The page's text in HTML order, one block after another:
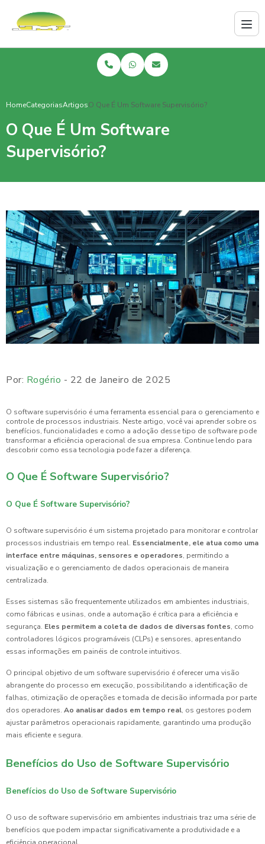
HomeCategoriasArtigosO Que É Um Software Supervisório?
O Que É Um Software
Supervisório?
Por: Rogério - 22 de Janeiro de 2025
O software supervisório é uma ferramenta essencial para o gerenciamento e
controle de processos industriais. Neste artigo, você vai aprender sobre os
benefícios, funcionalidades e como a adoção desse tipo de software pode
transformar a eficiência operacional de sua empresa. Continue lendo para
descobrir como essa tecnologia pode fazer a diferença.
O Que É Software Supervisório?
O Que É Software Supervisório?
O software supervisório é um sistema projetado para monitorar e controlar
processos industriais em tempo real. Essencialmente, ele atua como uma
interface entre máquinas, sensores e operadores, permitindo a
visualização e o gerenciamento de dados operacionais de maneira
centralizada.
Esses sistemas são frequentemente utilizados em ambientes industriais,
como fábricas e usinas, onde a automação é crítica para a eficiência e
segurança. Eles permitem a coleta de dados de diversas fontes, como
controladores lógicos programáveis (CLPs) e sensores, apresentando
essas informações em painéis de controle intuitivos.
O principal objetivo de um software supervisório é oferecer uma visão
abrangente do processo em execução, possibilitando a identificação de
falhas, otimização de operações e tomada de decisão informada por parte
dos operadores. Ao analisar dados em tempo real, os gestores podem
ajustar parâmetros operacionais rapidamente, garantindo uma produção
mais eficiente e segura.
Benefícios do Uso de Software Supervisório
Benefícios do Uso de Software Supervisório
O uso de software supervisório em ambientes industriais traz uma série de
benefícios que podem impactar significativamente a produtividade e a
eficiência operacional.